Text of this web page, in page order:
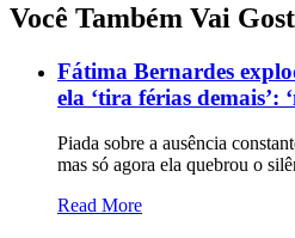
Você Também Vai
Fátima Bernardes
ela ‘tira férias demais’:
Piada sobre a ausência
mas só agora ela quebrou o
Read More